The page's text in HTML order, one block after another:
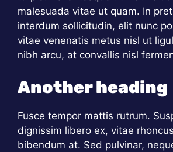
malesuada vitae ut quam. In
interdum sollicitudin, elit nunc
vitae venenatis metus nisl ut
nibh arcu, at convallis nisl
Another heading
Fusce tempor mattis rutrum.
dignissim libero ex, vitae
bibendum at. Sed pulvinar,